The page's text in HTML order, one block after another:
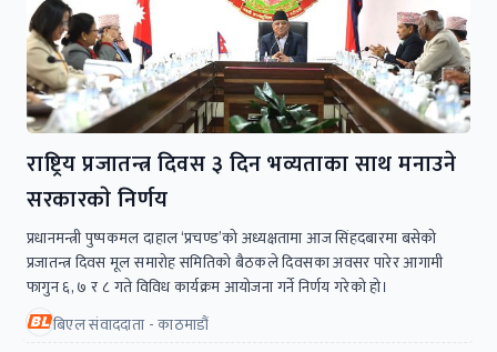
राष्ट्रिय प्रजातन्त्र दिवस ३ दिन भव्यताका साथ मनाउने
सरकारकाे निर्णय
प्रधानमन्त्री पुष्पकमल दाहाल ‘प्रचण्ड’को अध्यक्षतामा आज सिंहदबारमा बसेको
प्रजातन्त्र दिवस मूल समारोह समितिको बैठकले दिवसका अवसर पारेर आगामी
फागुन ६, ७ र ८ गते विविध कार्यक्रम आयोजना गर्ने निर्णय गरेको हो।
बिएल संवाददाता - काठमाडौं